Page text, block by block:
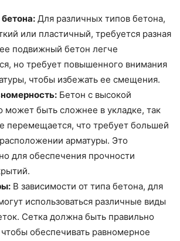
Для различных типов бетона,
или пластичный, требуется разная
подвижный бетон легче
но требует повышенного внимания
чтобы избежать ее смещения.
Бетон с высокой
может быть сложнее в укладке, так
перемещается, что требует большей
арматуры. Это
для обеспечения прочности
В зависимости от типа бетона, для
использоваться различные виды
Сетка должна быть правильно
обеспечивать равномерное